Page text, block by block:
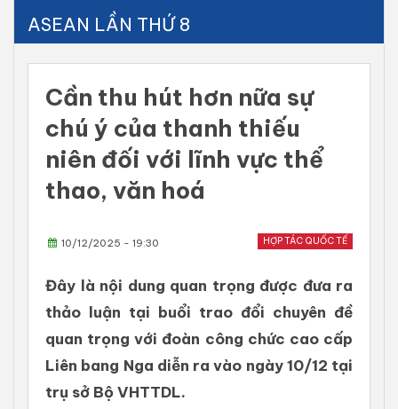
ASEAN LẦN THỨ 8
Cần thu hút hơn nữa sự
chú ý của thanh thiếu
niên đối với lĩnh vực thể
thao, văn hoá
HỢP TÁC QUỐC TẾ
10/12/2025 - 19:30
Đây là nội dung quan trọng được đưa ra
thảo luận tại buổi trao đổi chuyên đề
quan trọng với đoàn công chức cao cấp
Liên bang Nga diễn ra vào ngày 10/12 tại
trụ sở Bộ VHTTDL.